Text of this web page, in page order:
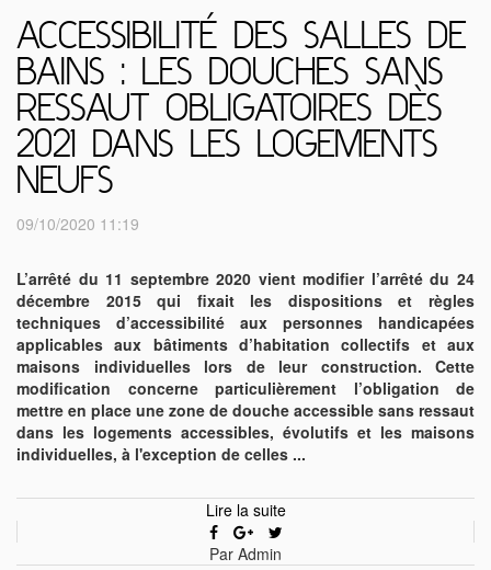
ACCESSIBILITÉ DES SALLES DE
BAINS : LES DOUCHES SANS
RESSAUT OBLIGATOIRES DÈS
2021 DANS LES LOGEMENTS
NEUFS
09/10/2020 11:19
L’arrêté du 11 septembre 2020 vient modifier l’arrêté du 24
décembre 2015 qui fixait les dispositions et règles
techniques d’accessibilité aux personnes handicapées
applicables aux bâtiments d’habitation collectifs et aux
maisons individuelles lors de leur construction. Cette
modification concerne particulièrement l’obligation de
mettre en place une zone de douche accessible sans ressaut
dans les logements accessibles, évolutifs et les maisons
individuelles, à l'exception de celles ...
Lire la suite
Par Admin